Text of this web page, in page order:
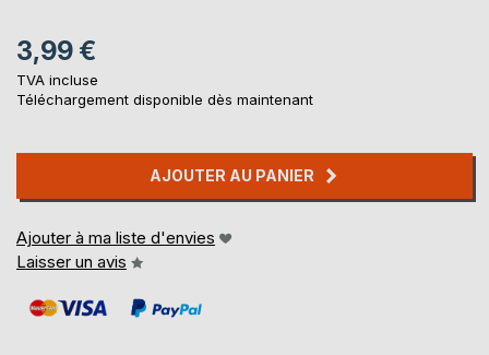
3,99 €
TVA incluse
Téléchargement disponible dès maintenant
AJOUTER AU PANIER
Ajouter à ma liste d'envies
Laisser un avis